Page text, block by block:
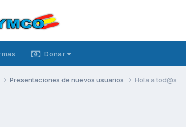
Donar
Presentaciones de nuevos usuarios Hola a tod@s